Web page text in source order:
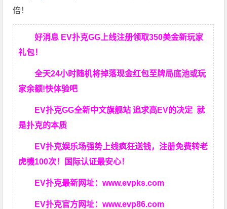
倍！
好消息 EV扑克GG上线注册领取350美金新玩家
礼包！
全天24小时随机将掉落现金红包至牌局底池或玩
家余额!快体验吧
EV扑克GG全新中文旗舰站 追求高EV的决定就
是扑克的本质
EV扑克娱乐场强势上线疯狂送钱，注册免费转老
虎機100次！国际认证最安心！
EV扑克最新网址：www.evpks.com
EV扑克官方网址：www.evp86.com